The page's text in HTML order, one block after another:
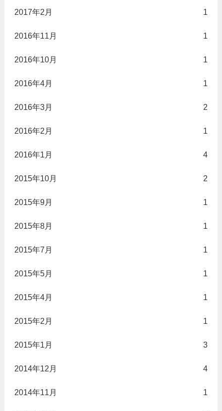
2017年2月 1
2016年11月 1
2016年10月 1
2016年4月 1
2016年3月 2
2016年2月 1
2016年1月 4
2015年10月 2
2015年9月 1
2015年8月 1
2015年7月 1
2015年5月 1
2015年4月 1
2015年2月 1
2015年1月 3
2014年12月 4
2014年11月 1